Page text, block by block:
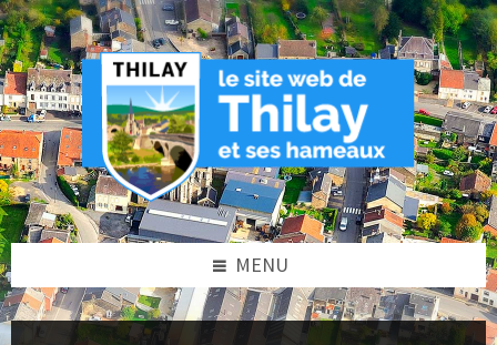
Skip
to
content
Skip
to
left
sidebar
Skip
to
footer
MENU